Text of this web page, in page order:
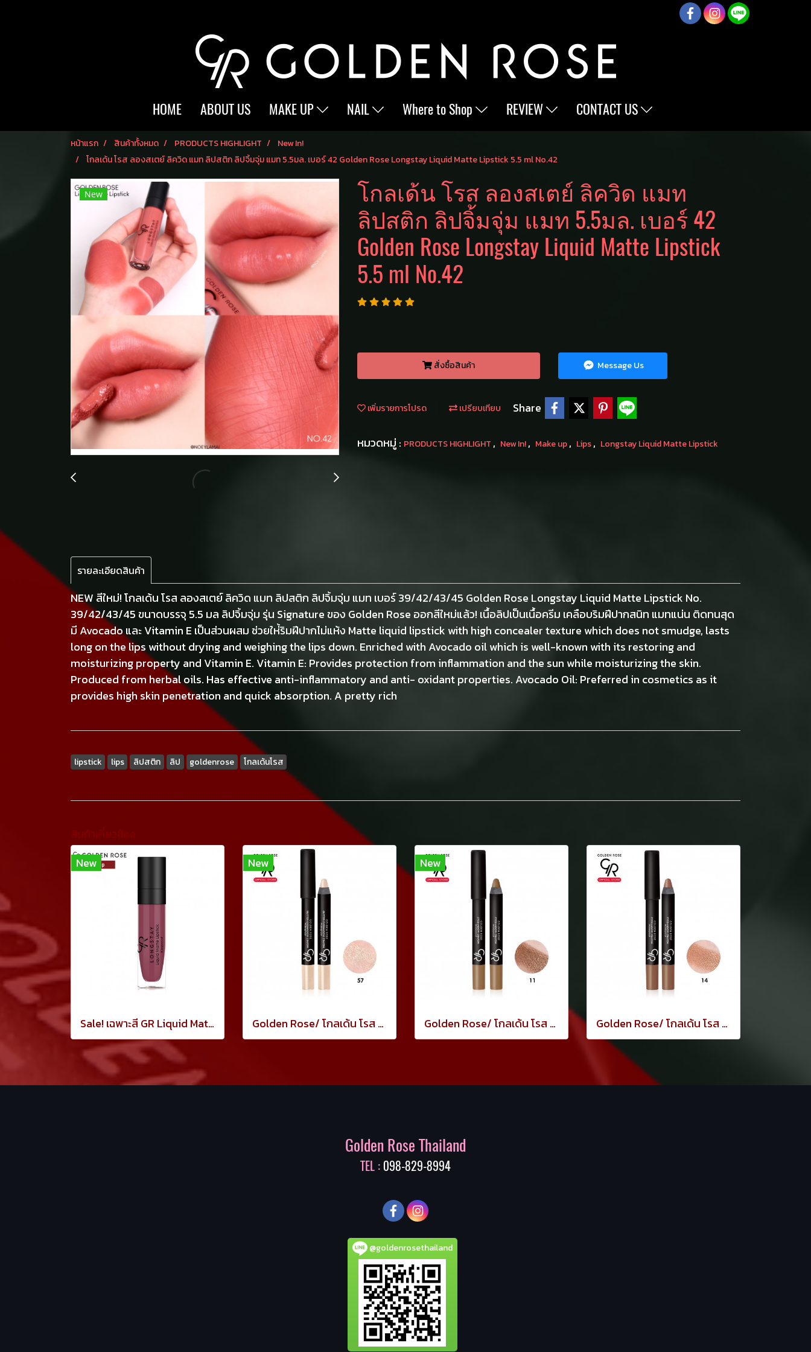
HOME ABOUT US MAKE UP NAIL Where to Shop REVIEW CONTACT US
หน้าแรก สินค้าทั้งหมด PRODUCTS HIGHLIGHT
New In!
โกลเด้น โรส ลองสเตย์ ลิควิด แมท ลิปสติก ลิปจิ้มจุ่ม แมท 5.5มล. เบอร์ 42 Golden Rose Longstay Liquid Matte Lipstick 5.5 ml No.42
New
โกลเด้น โรส ลองสเตย์ ลิควิด แมท
ลิปสติก ลิปจิ้มจุ่ม แมท 5.5มล. เบอร์ 42
Golden Rose Longstay Liquid Matte Lipstick
5.5 ml No.42
สั่งซื้อสินค้า Message Us
เพิ่มรายการโปรด เปรียบเทียบ Share
หมวดหมู่ : PRODUCTS HIGHLIGHT , New In!, Make up, Lips, Longstay Liquid Matte Lipstick
รายละเอียดสินค้า
NEW สีใหม่! โกลเด้น โรส ลองสเตย์ ลิควิด แมท ลิปสติก ลิปจิ้มจุ่ม แมท เบอร์ 39/42/43/45 Golden Rose Longstay Liquid Matte Lipstick No.
39/42/43/45 ขนาดบรรจุ 5.5 มล ลิปจิ้มจุ่ม รุ่น Signature ของ Golden Rose ออกสีใหม่แล้ว! เนื้อลิปเป็นเนื้อครีม เคลือบริมฝีปากสนิท แมทแน่น ติดทนสุด
มี Avocado และ Vitamin E เป็นส่วนผสม ช่วยให่้ริมฝีปากไม่แห้ง Matte liquid lipstick with high concealer texture which does not smudge, lasts
long on the lips without drying and weighing the lips down. Enriched with Avocado oil which is well-known with its restoring and
moisturizing property and Vitamin E. Vitamin E: Provides protection from inflammation and the sun while moisturizing the skin.
Produced from herbal oils. Has effective anti-inflammatory and anti- oxidant properties. Avocado Oil: Preferred in cosmetics as it
provides high skin penetration and quick absorption. A pretty rich
lipstick lips ลิปสติก ลิป goldenrose โกลเด้นโรส
สินค้าเกี่ยวข้อง
New
Sale! เฉพาะสี GR Liquid Matte Lipstick 21 ลิปจิ้มจุ่มแมท
New
Golden Rose/ โกลเด้น โรส อายแชโดว์ เครยอน กันน้ำ 3.5 กรัม ทาเปลือกตา กลิตเตอร์สีทอง
New
Golden Rose/ โกลเด้น โรส อายแชโดว์ เครยอน กันน้ำ 3.5 กรัม ทาเปลือกตา สีน้ำตาลเข้ม Golden Rose/ โกลเด้น โรส อายแชโดว์ เครยอน กันน้ำ 3.5 กรัม ทาเปลือกตา สีน้ำตาล copper
Golden Rose Thailand
TEL : 098-829-8994
@goldenrosethailand